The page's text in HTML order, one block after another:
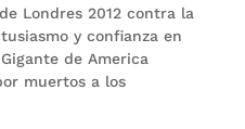
Londres 2012 contra la
y confianza en
de America
muertos a los